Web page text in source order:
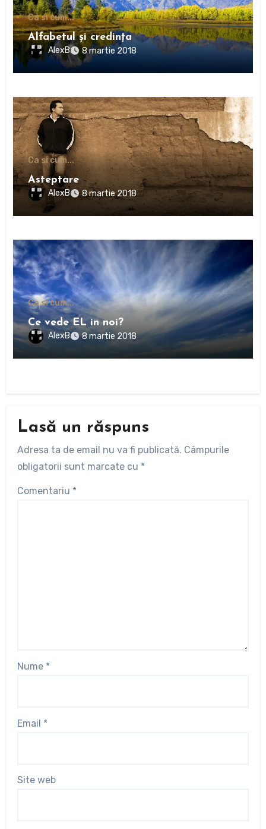
Ca si cum...
Alfabetul şi credinţa
AlexB 8 martie 2018
Ca si cum...
Asteptare
AlexB 8 martie 2018
Ca si cum...
Ce vede EL in noi?
AlexB 8 martie 2018
Lasă un răspuns
Adresa ta de email nu va fi publicată. Câmpurile
obligatorii sunt marcate cu *
Comentariu *
Nume *
Email *
Site web